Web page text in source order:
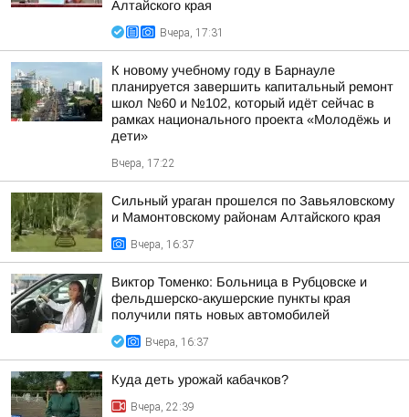
Алтайского края
Вчера, 17:31
К новому учебному году в Барнауле
планируется завершить капитальный ремонт
школ №60 и №102, который идёт сейчас в
рамках национального проекта «Молодёжь и
дети»
Вчера, 17:22
Сильный ураган прошелся по Завьяловскому
и Мамонтовскому районам Алтайского края
Вчера, 16:37
Виктор Томенко: Больница в Рубцовске и
фельдшерско-акушерские пункты края
получили пять новых автомобилей
Вчера, 16:37
Куда деть урожай кабачков?
Вчера, 22:39